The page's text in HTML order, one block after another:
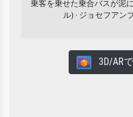
乗客を乗せた乗合バスが泥
ル) · ジョセフアン
3D/AR